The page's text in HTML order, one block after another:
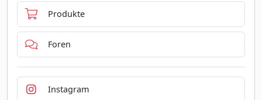
Produkte
Foren
Instagram